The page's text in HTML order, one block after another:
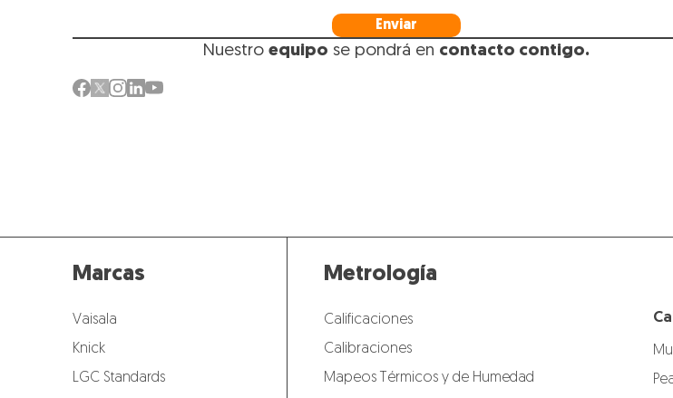
Enviar
Nuestro equipo se pondrá en contacto contigo.
Marcas
Vaisala
Knick
LGC Standards
Metrología
Calificaciones
Calibraciones
Mapeos Térmicos y de Humedad